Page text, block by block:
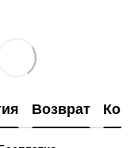
Возврат